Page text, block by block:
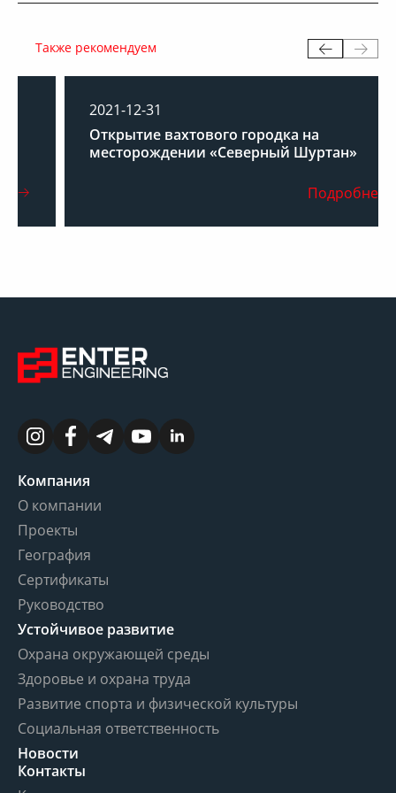
Также рекомендуем
2021-12-31
Открытие вахтового городка на
месторождении «Северный Шуртан»
Подробнее
Компания
О компании
Проекты
География
Сертификаты
Руководство
Устойчивое развитие
Охрана окружающей среды
Здоровье и охрана труда
Развитие спорта и физической культуры
Социальная ответственность
Новости
Контакты